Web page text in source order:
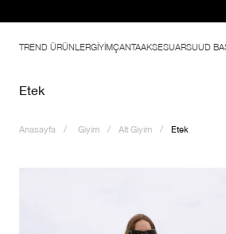
TREND ÜRÜNLERGİYİMÇANTAAKSESUARSUUD
Etek
Anasayfa Giyim Alt Giyim Etek